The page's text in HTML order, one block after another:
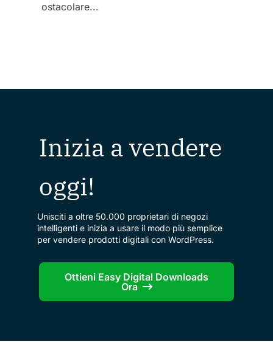
ostacolare...
Inizia a vendere
oggi!
Unisciti a oltre 50.000 proprietari di negozi
intelligenti e inizia a usare il modo più semplice
per vendere prodotti digitali con WordPress.
Ottieni Easy Digital Downloads
Ora